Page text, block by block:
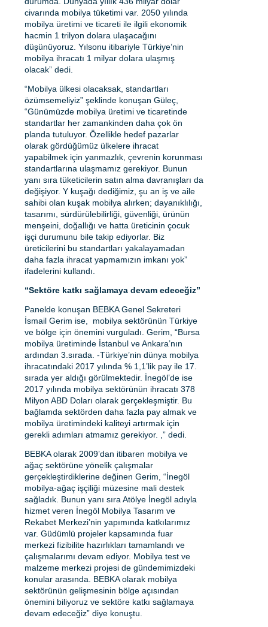
civarında mobilya tüketimi var. 2050 yılında
mobilya üretimi ve ticareti ile ilgili ekonomik
hacmin 1 trilyon dolara ulaşacağını
düşünüyoruz. Yılsonu itibariyle Türkiye’nin
mobilya ihracatı 1 milyar dolara ulaşmış
olacak” dedi.
“Mobilya ülkesi olacaksak, standartları
özümsemeliyiz” şeklinde konuşan Güleç,
“Günümüzde mobilya üretimi ve ticaretinde
standartlar her zamankinden daha çok ön
planda tutuluyor. Özellikle hedef pazarlar
olarak gördüğümüz ülkelere ihracat
yapabilmek için yanmazlık, çevrenin korunması
standartlarına ulaşmamız gerekiyor. Bunun
yanı sıra tüketicilerin satın alma davranışları da
değişiyor. Y kuşağı dediğimiz, şu an iş ve aile
sahibi olan kuşak mobilya alırken; dayanıklılığı,
tasarımı, sürdürülebilirliği, güvenliği, ürünün
menşeini, doğallığı ve hatta üreticinin çocuk
işçi durumunu bile takip ediyorlar. Biz
üreticilerini bu standartları yakalayamadan
daha fazla ihracat yapmamızın imkanı yok”
ifadelerini kullandı.
“Sektöre katkı sağlamaya devam edeceğiz”
Panelde konuşan BEBKA Genel Sekreteri
İsmail Gerim ise, mobilya sektörünün Türkiye
ve bölge için önemini vurguladı. Gerim, “Bursa
mobilya üretiminde İstanbul ve Ankara’nın
ardından 3.sırada. -Türkiye’nin dünya mobilya
ihracatındaki 2017 yılında % 1,1’lik pay ile 17.
sırada yer aldığı görülmektedir. İnegöl’de ise
2017 yılında mobilya sektörünün ihracatı 378
Milyon ABD Doları olarak gerçekleşmiştir. Bu
bağlamda sektörden daha fazla pay almak ve
mobilya üretimindeki kaliteyi artırmak için
gerekli adımları atmamız gerekiyor. ,” dedi.
BEBKA olarak 2009’dan itibaren mobilya ve
ağaç sektörüne yönelik çalışmalar
gerçekleştirdiklerine değinen Gerim, “İnegöl
mobilya-ağaç işçiliği müzesine mali destek
sağladık. Bunun yanı sıra Atölye İnegöl adıyla
hizmet veren İnegöl Mobilya Tasarım ve
Rekabet Merkezi’nin yapımında katkılarımız
var. Güdümlü projeler kapsamında fuar
merkezi fizibilite hazırlıkları tamamlandı ve
çalışmalarımı devam ediyor. Mobilya test ve
malzeme merkezi projesi de gündemimizdeki
konular arasında. BEBKA olarak mobilya
sektörünün gelişmesinin bölge açısından
önemini biliyoruz ve sektöre katkı sağlamaya
devam edeceğiz” diye konuştu.